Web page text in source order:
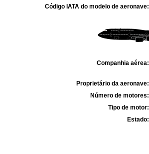
Código IATA do modelo de aeronave:
Companhia aérea:
Proprietário da aeronave:
Número de motores:
Tipo de motor:
Estado: